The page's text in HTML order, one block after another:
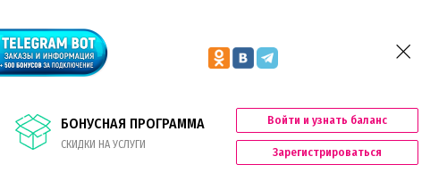
БОНУСНАЯ ПРОГРАММА
СКИДКИ НА УСЛУГИ
Войти и узнать баланс
Зарегистрироваться